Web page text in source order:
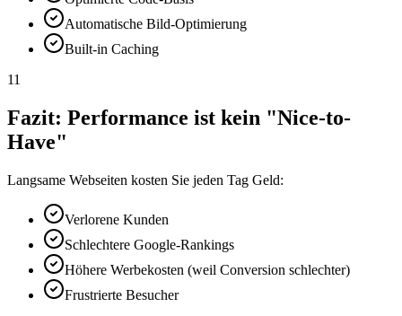
Automatische Bild-Optimierung
Built-in Caching
11
Fazit: Performance ist kein "Nice-to-
Have"
Langsame Webseiten kosten Sie jeden Tag Geld:
Verlorene Kunden
Schlechtere Google-Rankings
Höhere Werbekosten (weil Conversion schlechter)
Frustrierte Besucher